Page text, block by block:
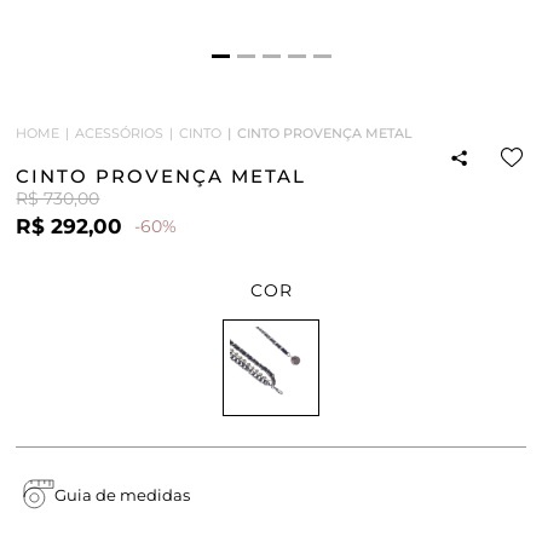
HOME ACESSÓRIOS CINTO CINTO PROVENÇA METAL
CINTO PROVENÇA METAL
R$ 730,00
R$ 292,00 -60%
COR
Guia de medidas